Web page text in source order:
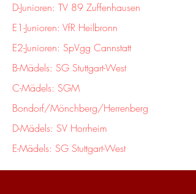
D-Junioren: TV 89 Zuffenhausen
E1-Junioren: VfR Heilbronn
E2-Junioren: SpVgg Cannstatt
B-Mädels: SG Stuttgart-West
C-Mädels: SGM
Bondorf/Mönchberg/Herrenberg
D-Mädels: SV Horrheim
E-Mädels: SG Stuttgart-West